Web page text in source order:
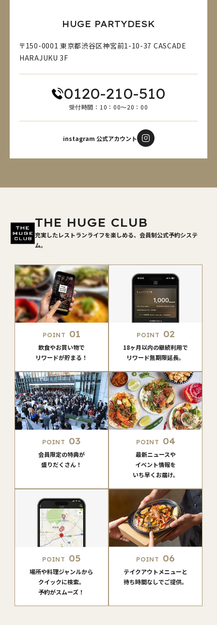
HUGE PARTYDESK
〒150-0001 東京都渋谷区神宮前1-10-37 CASCADE
HARAJUKU 3F
0120-210-510
受付時間：10：00～20：00
instagram 公式アカウント
THE HUGE CLUB
充実したレストランライフを楽しめる、会員制公式予約システ
ム。
POINT 01
飲食やお買い物で
リワードが貯まる！
POINT 02
18ヶ月以内の継続利用で
リワード無期限延長。
POINT 03
会員限定の特典が
盛りだくさん！
POINT 04
最新ニュースや
イベント情報を
いち早くお届け。
POINT 05
場所や料理ジャンルから
クイックに検索。
予約がスムーズ！
POINT 06
テイクアウトメニューと
待ち時間なしでご提供。